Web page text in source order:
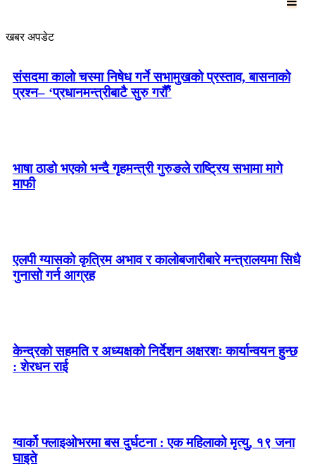
खबर अपडेट
संसदमा कालो चस्मा निषेध गर्ने सभामुखको प्रस्ताव, बासनाको
प्रश्न– ‘प्रधानमन्त्रीबाटै सुरु गरौँ’
भाषा ठाडो भएको भन्दै गृहमन्त्री गुरुङले राष्ट्रिय सभामा मागे
माफी
एलपी ग्यासको कृत्रिम अभाव र कालोबजारीबारे मन्त्रालयमा सिधै
गुनासो गर्न आग्रह
केन्द्रको सहमति र अध्यक्षको निर्देशन अक्षरशः कार्यान्वयन हुन्छ
: शेरधन राई
ग्वार्को फ्लाइओभरमा बस दुर्घटना : एक महिलाको मृत्यु, १९ जना
घाइते